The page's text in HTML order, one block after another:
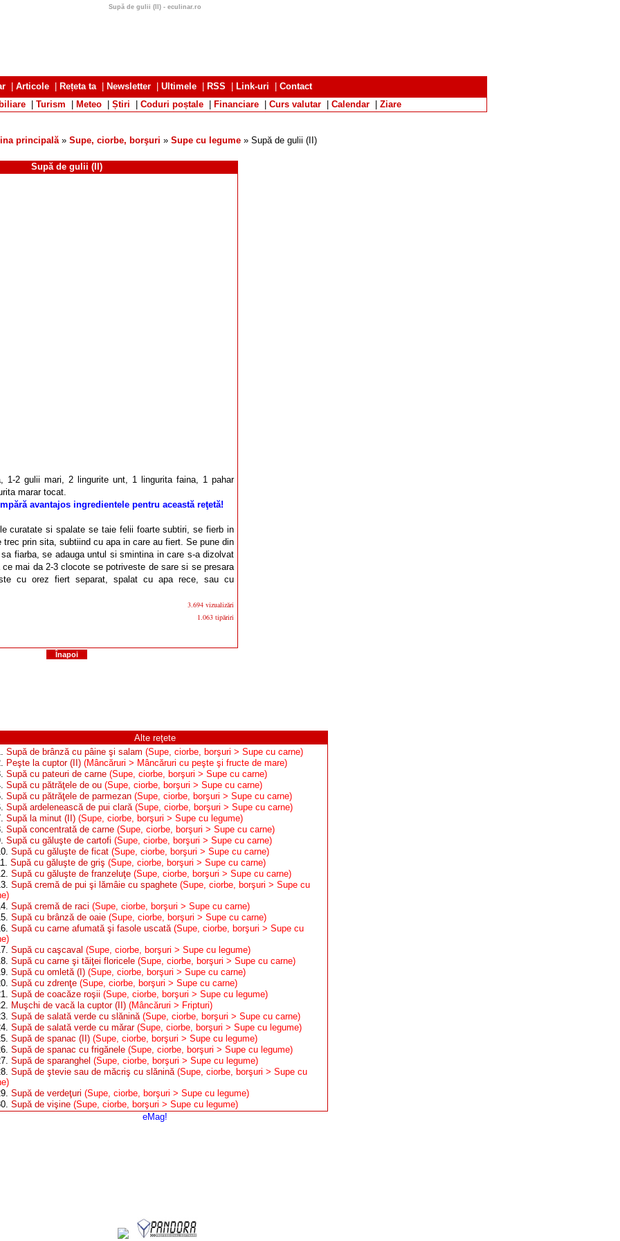
Supă de gulii (II) - eculinar.ro
Articole Rețeta ta| Newsletter Ultimele RSS Link-uri
Contact
Turism Meteo Știri Coduri poștale Financiare Curs valutar Calendar Ziare
principală» Supe, ciorbe, borşuri » Supe cu legume » Supă de gulii (II)
Supă de gulii (II)
1-2 gulii mari, 2 lingurite unt, 1 lingurita faina, 1 pahar
marar tocat.
avantajos ingredientele pentru această reţetă!
curatate si spalate se taie felii foarte subtiri, se fierb in
trec prin sita, subtiind cu apa in care au fiert. Se pune din
fiarba, se adauga untul si smintina in care s-a dizolvat
mai da 2-3 clocote se potriveste de sare si se presara
cu orez fiert separat, spalat cu apa rece, sau cu
3.694 vizualizări
1.063 tipăriri
Înapoi
Alte reţete
Supă de brânză cu pâine şi salam (Supe, ciorbe, borşuri > Supe cu carne)
Peşte la cuptor (II) (Mâncăruri > Mâncăruri cu peşte şi fructe de mare)
Supă cu pateuri de carne (Supe, ciorbe, borşuri > Supe cu carne)
Supă cu pătrăţele de ou (Supe, ciorbe, borşuri > Supe cu carne)
Supă cu pătrăţele de parmezan (Supe, ciorbe, borşuri > Supe cu carne)
Supă ardelenească de pui clară (Supe, ciorbe, borşuri > Supe cu carne)
Supă la minut (II) (Supe, ciorbe, borşuri > Supe cu legume)
Supă concentrată de carne (Supe, ciorbe, borşuri > Supe cu carne)
Supă cu găluşte de cartofi (Supe, ciorbe, borşuri > Supe cu carne)
Supă cu găluşte de ficat (Supe, ciorbe, borşuri > Supe cu carne)
Supă cu găluşte de griş (Supe, ciorbe, borşuri > Supe cu carne)
Supă cu găluşte de franzeluţe (Supe, ciorbe, borşuri > Supe cu carne)
Supă cremă de pui şi lămâie cu spaghete (Supe, ciorbe, borşuri > Supe cu
Supă cremă de raci (Supe, ciorbe, borşuri > Supe cu carne)
Supă cu brânză de oaie (Supe, ciorbe, borşuri > Supe cu carne)
Supă cu carne afumată şi fasole uscată (Supe, ciorbe, borşuri > Supe cu
Supă cu caşcaval (Supe, ciorbe, borşuri > Supe cu legume)
Supă cu carne şi tăiţei floricele (Supe, ciorbe, borşuri > Supe cu carne)
Supă cu omletă (I) (Supe, ciorbe, borşuri > Supe cu carne)
Supă cu zdrenţe (Supe, ciorbe, borşuri > Supe cu carne)
Supă de coacăze roşii (Supe, ciorbe, borşuri > Supe cu legume)
Muşchi de vacă la cuptor (II) (Mâncăruri > Fripturi)
Supă de salată verde cu slănină (Supe, ciorbe, borşuri > Supe cu carne)
Supă de salată verde cu mărar (Supe, ciorbe, borşuri > Supe cu legume)
Supă de spanac (II) (Supe, ciorbe, borşuri > Supe cu legume)
Supă de spanac cu frigănele (Supe, ciorbe, borşuri > Supe cu legume)
Supă de sparanghel (Supe, ciorbe, borşuri > Supe cu legume)
Supă de ştevie sau de măcriş cu slănină (Supe, ciorbe, borşuri > Supe cu
Supă de verdeţuri (Supe, ciorbe, borşuri > Supe cu legume)
Supă de vişine (Supe, ciorbe, borşuri > Supe cu legume)
eMag!